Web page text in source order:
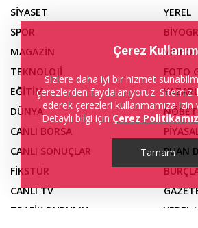
SİYASET
SPOR
MAGAZİN
TEKNOLOJİ
EĞİTİM
DÜNYA
YEREL
VİDEO
FOTO
CANLI BORSA
CANLI SONUÇLAR
FİKSTÜR
CANLI TV
TRAFİK DURUMU
PUAN
YEREL
Çerez
Sizlere daha iyi bir hizmet
çerezlerden faydalanıyoruz.
ederek çerezleri kullanmamıza izin
Detaylı bilgi için Çerez
Tamam